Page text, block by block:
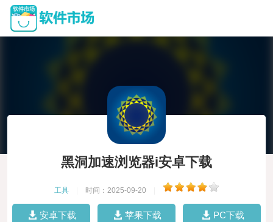
黑洞加速浏览器i安卓下载
工具 时间：2025-09-20
安卓下载 苹果下载 PC下载